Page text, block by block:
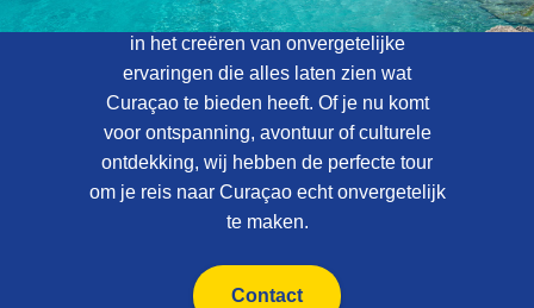
Bij Curaçao Tours zijn we gespecialiseerd
in het creëren van onvergetelijke
ervaringen die alles laten zien wat
Curaçao te bieden heeft. Of je nu komt
voor ontspanning, avontuur of culturele
ontdekking, wij hebben de perfecte tour
om je reis naar Curaçao echt onvergetelijk
te maken.
Contact